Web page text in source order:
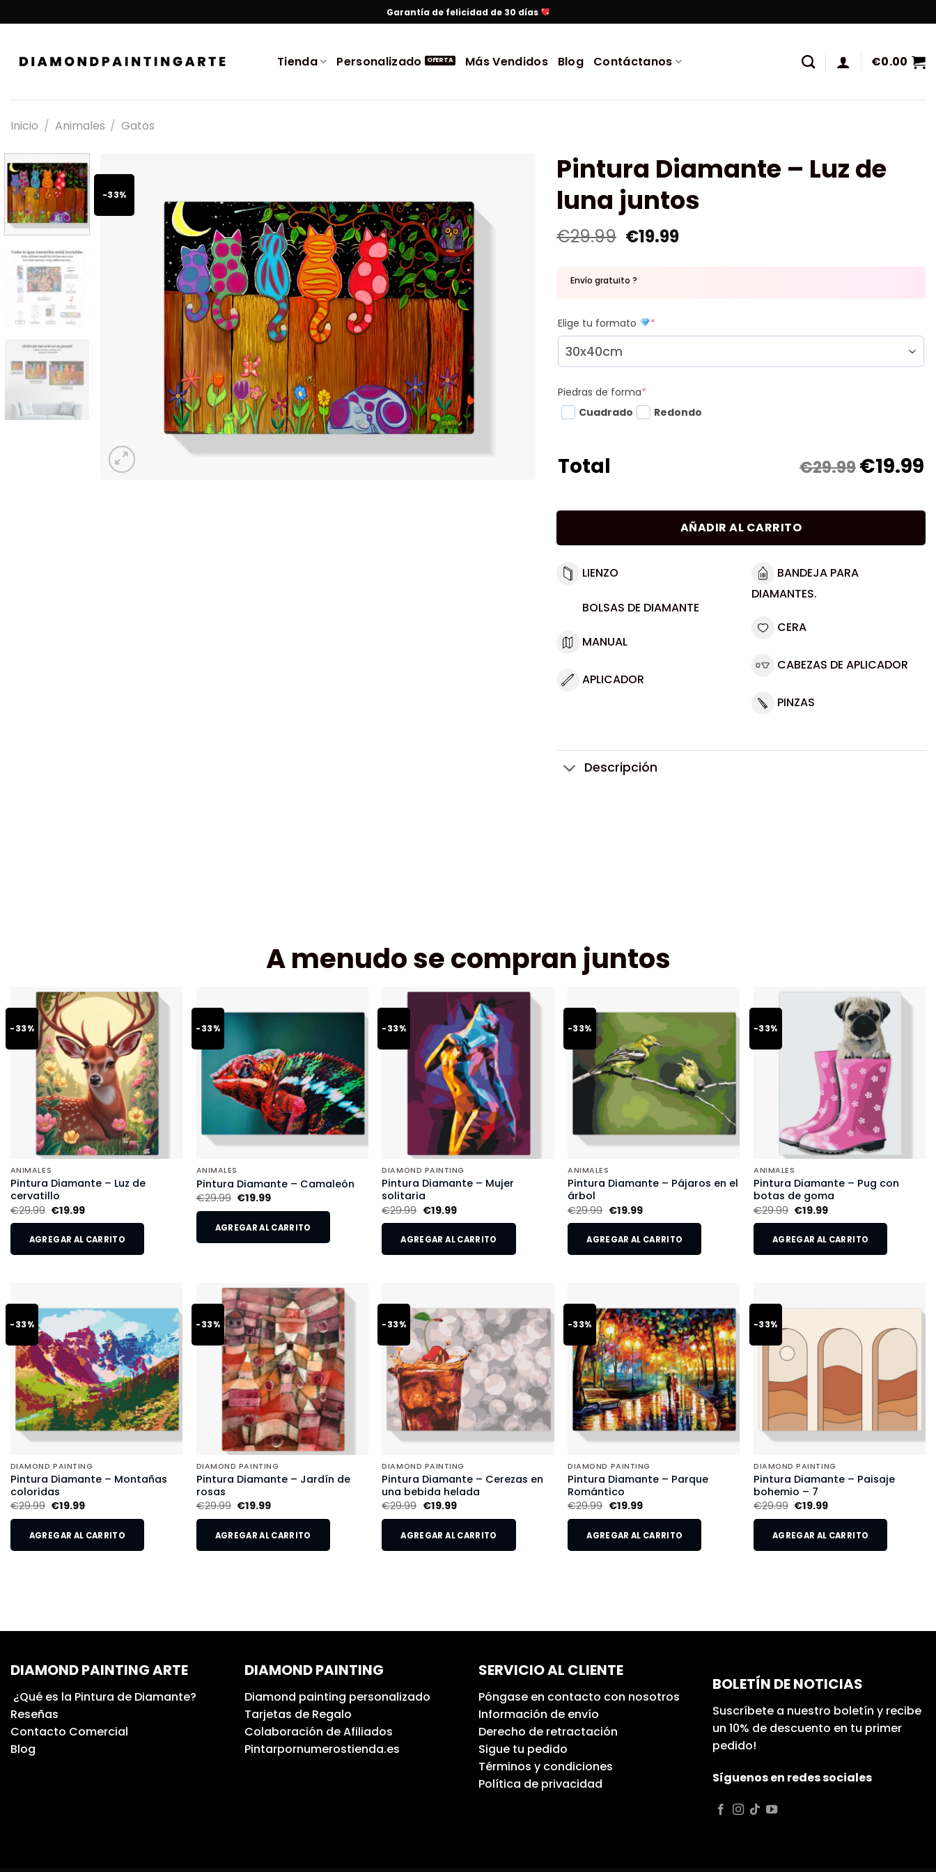
Garantía de felicidad de 30 días
Tienda Personalizado Más Vendidos Blog Contáctanos €0.00
Inicio / Animales / Gatos
-33%
Pintura Diamante – Luz de
luna juntos
€29.99 €19.99
Envío gratuito ?
Elige tu formato *
Piedras de forma*
Cuadrado
Redondo
Total €29.99€19.99
AÑADIR AL CARRITO
LIENZO
BOLSAS DE DIAMANTE
MANUAL
APLICADOR
BANDEJA PARA
DIAMANTES.
CERA
CABEZAS DE APLICADOR
PINZAS
Descripción
A menudo se compran juntos
-33%
ANIMALES
Pintura Diamante – Luz de
cervatillo
€29.99 €19.99
AGREGAR AL CARRITO
-33%
ANIMALES
Pintura Diamante – Camaleón
€29.99 €19.99
AGREGAR AL CARRITO
-33%
DIAMOND PAINTING
Pintura Diamante – Mujer
solitaria
€29.99 €19.99
AGREGAR AL CARRITO
-33%
ANIMALES
Pintura Diamante – Pájaros en el
árbol
€29.99 €19.99
AGREGAR AL CARRITO
-33%
ANIMALES
Pintura Diamante – Pug con
botas de goma
€29.99 €19.99
AGREGAR AL CARRITO
-33%
DIAMOND PAINTING
Pintura Diamante – Montañas
coloridas
€29.99 €19.99
AGREGAR AL CARRITO
-33%
DIAMOND PAINTING
Pintura Diamante – Jardín de
rosas
€29.99 €19.99
AGREGAR AL CARRITO
-33%
DIAMOND PAINTING
Pintura Diamante – Cerezas en
una bebida helada
€29.99 €19.99
AGREGAR AL CARRITO
-33%
DIAMOND PAINTING
Pintura Diamante – Parque
Romántico
€29.99 €19.99
AGREGAR AL CARRITO
-33%
DIAMOND PAINTING
Pintura Diamante – Paisaje
bohemio – 7
€29.99 €19.99
AGREGAR AL CARRITO
DIAMOND PAINTING ARTE
¿Qué es la Pintura de Diamante?
Reseñas
Contacto Comercial
Blog
DIAMOND PAINTING
Diamond painting personalizado
Tarjetas de Regalo
Colaboración de Afiliados
Pintarpornumerostienda.es
SERVICIO AL CLIENTE
Póngase en contacto con nosotros
Información de envío
Derecho de retractación
Sigue tu pedido
Términos y condiciones
Política de privacidad
BOLETÍN DE NOTICIAS
Suscríbete a nuestro boletín y recibe
un 10% de descuento en tu primer
pedido!
Síguenos en redes sociales